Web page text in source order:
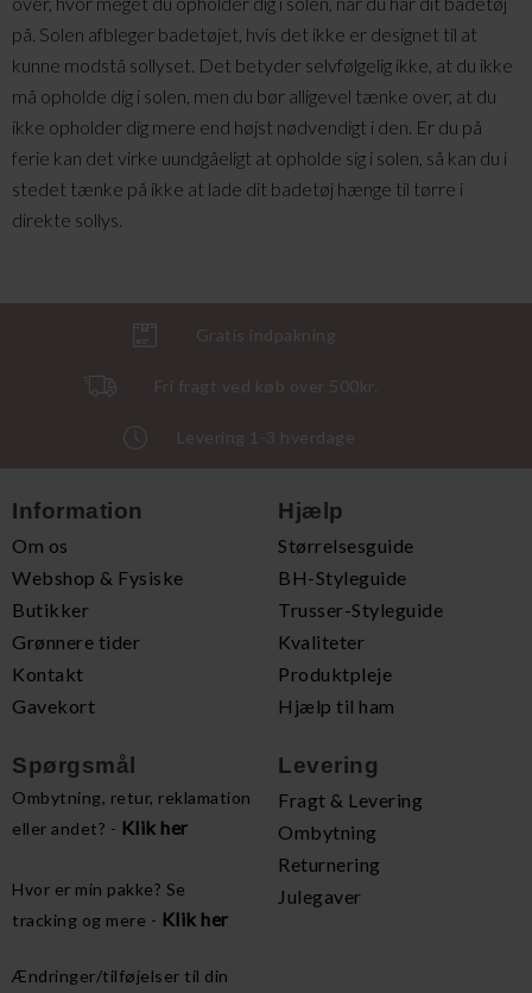
på. Solen afbleger badetøjet, hvis det ikke er designet til at
kunne modstå sollyset. Det betyder selvfølgelig ikke, at du ikke
må opholde dig i solen, men du bør alligevel tænke over, at du
ikke opholder dig mere end højst nødvendigt i den. Er du på
ferie kan det virke uundgåeligt at opholde sig i solen, så kan du i
stedet tænke på ikke at lade dit badetøj hænge til tørre i
direkte sollys.
Gratis indpakning
Fri fragt ved køb over 500kr.
Levering 1-3 hverdage
Information
Om os
Webshop & Fysiske
Butikker
Grønnere tider
Kontakt
Gavekort
Hjælp
Størrelsesguide
BH-Styleguide
Trusser-Styleguide
Kvaliteter
Produktpleje
Hjælp til ham
Spørgsmål
Ombytning, retur, reklamation
eller andet? - Klik her
Hvor er min pakke? Se
tracking og mere - Klik her
Ændringer/tilføjelser til din
Levering
Fragt & Levering
Ombytning
Returnering
Julegaver